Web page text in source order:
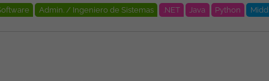
Admin. / Ingeniero de Sistemas .NET Java Python